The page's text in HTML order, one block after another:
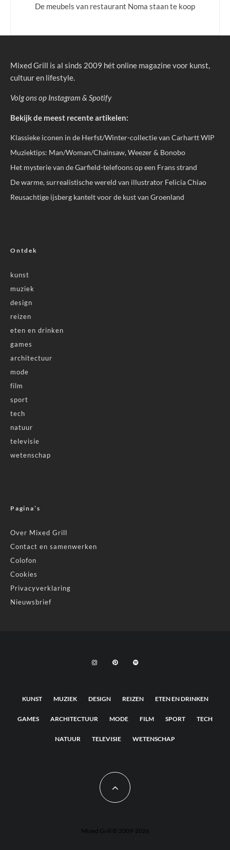
De meubels van restaurant Noma staan te koop
Mixed Grill is al sinds 2009 hét online magazine voor kunst,
cultuur en lifestyle.
Volg ons op Instagram & Spotify
Bekijk de meest recente artikelen:
Klassieke iconen in de Herfst/Winter-collectie van Carhartt WIP
Muziektips: Man/Woman/Chainsaw, Weezer & Bonobo
Het mysterie van de Garfield-telefoons op een Frans strand
De warme, surrealistische wereld van illustrator Felicia Chiao
Reusachtige ijsberg kantelt voor de kust van Groenland
Ontdek
kunst
muziek
design
reizen
eten en drinken
games
architectuur
mode
film
sport
tech
natuur
televisie
wetenschap
Pagina’s
Over Mixed Grill
Contact en samenwerken
Colofon
Cookies
Privacyverklaring
Nieuwsbrief
KUNST MUZIEK DESIGN REIZEN ETEN EN DRINKEN
GAMES ARCHITECTUUR MODE FILM SPORT TECH
NATUUR TELEVISIE WETENSCHAP
MIxed Grill © 2009-2026